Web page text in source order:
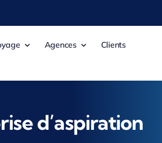
Agences
Clients
d’aspiration